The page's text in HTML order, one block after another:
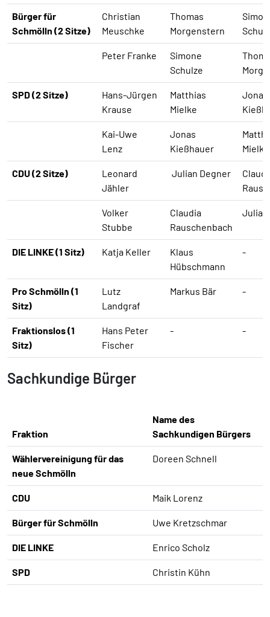
Bürger für
Schmölln (2 Sitze)
Christian
Meuschke
Thomas
Morgenstern
Peter Franke
Simone
Schulze
SPD (2 Sitze)
Hans-Jürgen
Krause
Matthias
Mielke
Jonas
Kai-Uwe
Lenz
Jonas
Kießhauer
Mielke
CDU (2 Sitze)
Leonard
Jähler
Julian Degner
Volker
Stubbe
Claudia
Rauschenbach
Julian
DIE LINKE (1 Sitz) Katja Keller
Klaus
Hübschmann
-
Pro Schmölln (1
Sitz)
Lutz
Landgraf
Markus Bär -
Fraktionslos (1
Sitz)
Hans Peter
Fischer
- -
Sachkundige Bürger
Fraktion
Name des
Sachkundigen Bürgers
Wählervereinigung für das
neue Schmölln
Doreen Schnell
CDU Maik Lorenz
Bürger für Schmölln Uwe Kretzschmar
DIE LINKE Enrico Scholz
SPD Christin Kühn